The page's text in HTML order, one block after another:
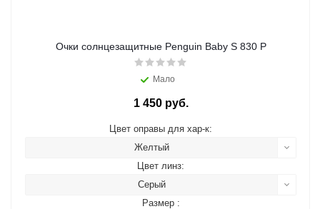
Очки солнцезащитные Penguin Baby S 830 P
Мало
1 450 руб.
Цвет оправы для хар-к:
Желтый
Цвет линз:
Серый
Размер :